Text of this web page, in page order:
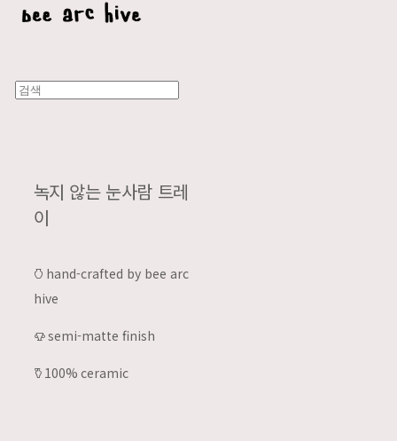
녹지 않는 눈사람 트레
이
𐃡 hand-crafted by bee arc
hive
𐃫 semi-matte finish
𐃤 100% ceramic